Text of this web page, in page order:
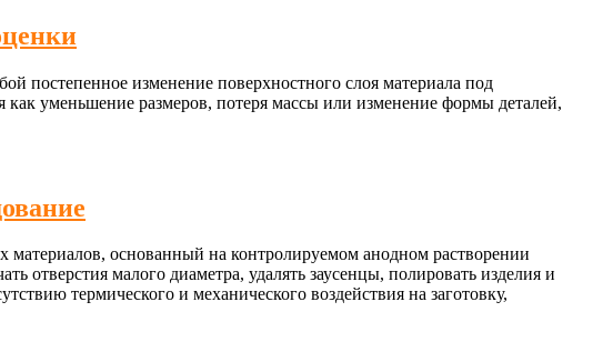
изменение поверхностного слоя материала под
уменьшение размеров, потеря массы или изменение формы деталей,
материалов, основанный на контролируемом анодном растворении
отверстия малого диаметра, удалять заусенцы, полировать изделия и
термического и механического воздействия на заготовку,